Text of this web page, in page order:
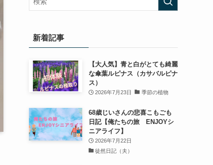
新着記事
【大人気】青と白がとても綺麗
な傘葉ルピナス（カサバルピナ
ス）
2026年7月23日 季節の植物
68歳じいさんの悲喜こもごも
日記【俺たちの旅 ENJOYシ
ニアライフ】
2026年7月22日
徒然日記（夫）